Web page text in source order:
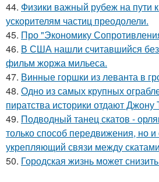
44. Физики важный рубеж на пути
ускорителям частиц преодолели.
45. Про "Экономику
46. В США нашли считавшийся
фильм жоржа мильеса.
47. Винные горшки из леванта в
48. Одно из самых крупных
пиратства историки отдают Джону
49. Подводный танец скатов -
только способ передвижения, но
укрепляющий связи между
50. Городская жизнь может